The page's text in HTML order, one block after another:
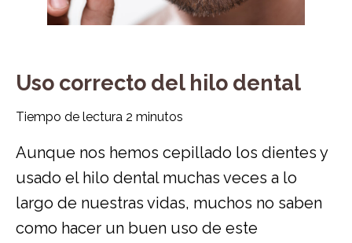
Uso correcto del hilo dental
Tiempo de lectura 2 minutos
Aunque nos hemos cepillado los dientes y
usado el hilo dental muchas veces a lo
largo de nuestras vidas, muchos no saben
como hacer un buen uso de este